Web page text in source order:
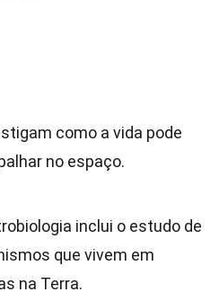
como a vida pode
no espaço.
inclui o estudo de
que vivem em
na Terra.